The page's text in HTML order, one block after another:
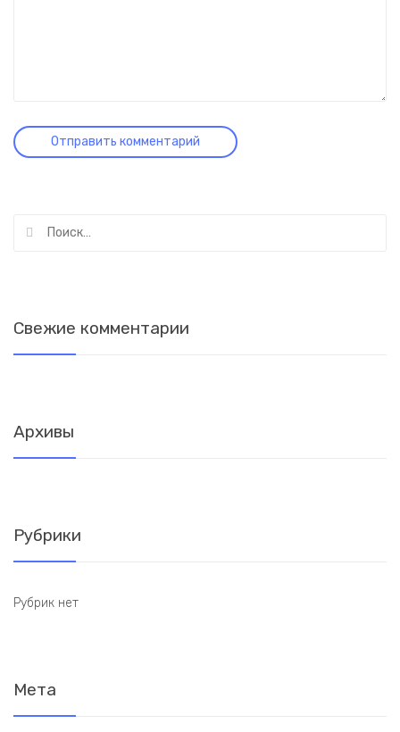
Свежие комментарии
Архивы
Рубрики
Рубрик нет
Мета